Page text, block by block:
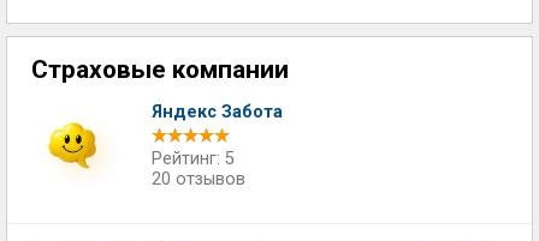
Страховые компании
Яндекс Забота
Рейтинг: 5
20 отзывов